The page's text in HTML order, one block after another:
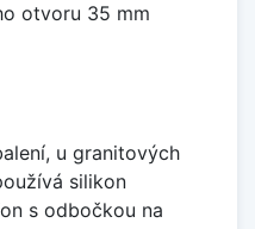
otvoru 35 mm
u granitových
silikon
s odbočkou na